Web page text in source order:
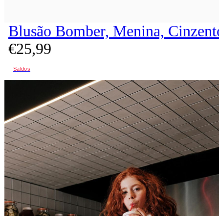
Blusão Bomber, Menina,
€25,99
Saldos